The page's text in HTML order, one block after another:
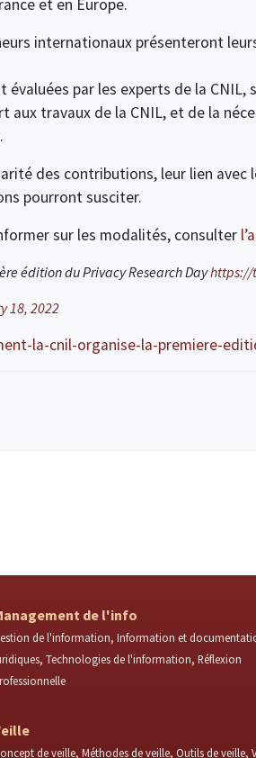
et en Europe.
internationaux présenteront
par les experts de la
aux travaux de la CNIL, et de la
des contributions, leur lien
pourront susciter.
sur les modalités, consulter
édition du Privacy Research Dayhttps://
18, 2022
la-cnil-organise-la-premiere-
de l'info
de l'information Information et
Technologies de l'information Réflexion
de veille Méthodes de veille Outils de veille